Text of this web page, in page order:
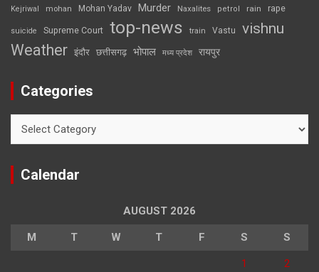
Kejriwal mohan Mohan Yadav Murder Naxalites petrol rain rape
suicide Supreme Court top-news train Vastu vishnu
Weather इंदौर छत्तीसगढ़ भोपाल मध्य प्रदेश रायपुर
Categories
Calendar
AUGUST 2026
M T W T F S S
1 2